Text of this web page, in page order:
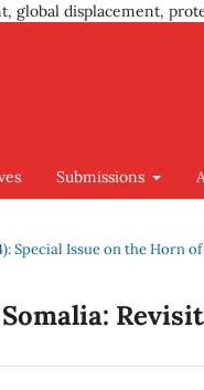
global displacement,
Submissions
Special Issue on the Horn